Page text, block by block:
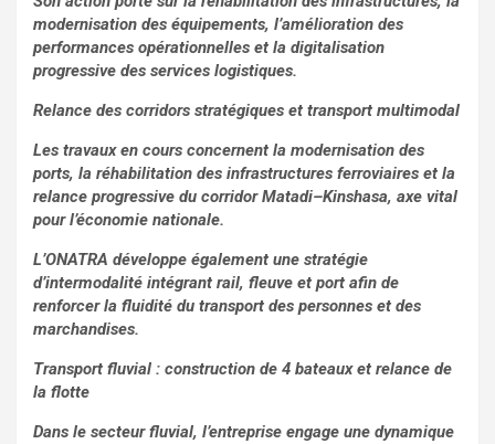
modernisation des équipements, l’amélioration des
performances opérationnelles et la digitalisation
progressive des services logistiques.
Relance des corridors stratégiques et transport multimodal
Les travaux en cours concernent la modernisation des
ports, la réhabilitation des infrastructures ferroviaires et la
relance progressive du corridor Matadi–Kinshasa, axe vital
pour l’économie nationale.
L’ONATRA développe également une stratégie
d’intermodalité intégrant rail, fleuve et port afin de
renforcer la fluidité du transport des personnes et des
marchandises.
Transport fluvial : construction de 4 bateaux et relance de
la flotte
Dans le secteur fluvial, l’entreprise engage une dynamique